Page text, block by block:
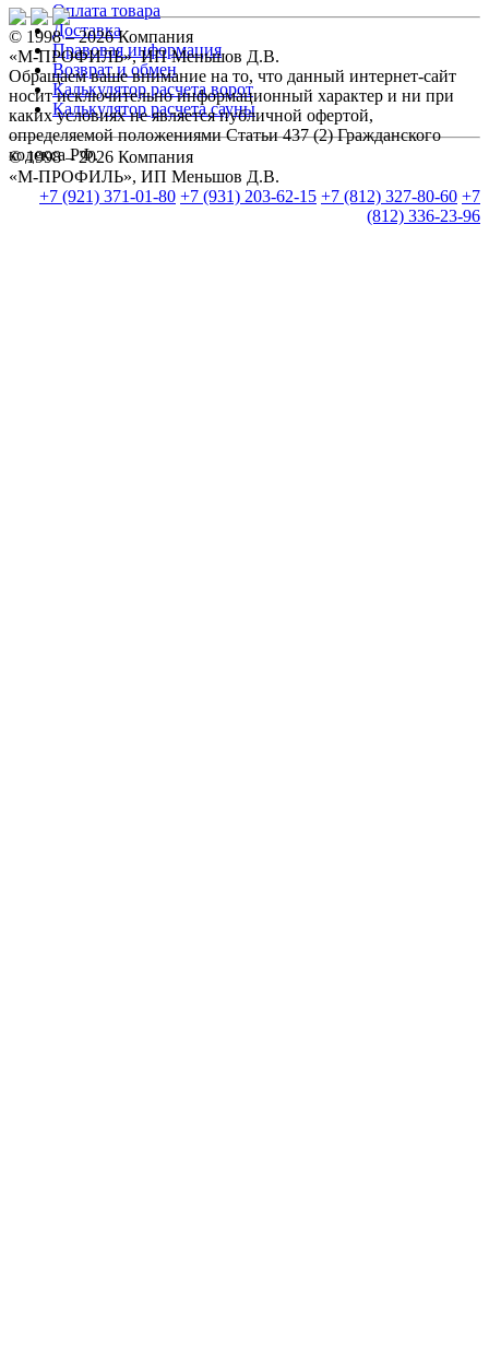
Оплата товара
Доставка
Правовая информация
Возврат и обмен
Калькулятор расчета ворот
Калькулятор расчета сауны
© 1998 – 2026 Компания
«М-ПРОФИЛЬ», ИП Меньшов Д.В.
+7 (921) 371-01-80 +7 (931) 203-62-15 +7 (812) 327-80-60 +7
(812) 336-23-96
© 1998 – 2026 Компания
«М-ПРОФИЛЬ», ИП Меньшов Д.В.
Обращаем ваше внимание на то, что данный интернет-сайт
носит исключительно информационный характер и ни при
каких условиях не является публичной офертой,
определяемой положениями Статьи 437 (2) Гражданского
кодекса РФ.